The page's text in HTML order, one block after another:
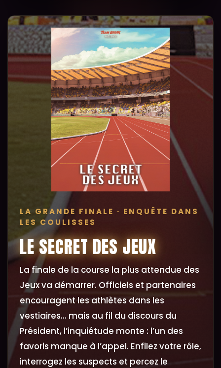
LA GRANDE FINALE · ENQUÊTE DANS
LES COULISSES
LE SECRET DES JEUX
La finale de la course la plus attendue des
Jeux va démarrer. Officiels et partenaires
encouragent les athlètes dans les
vestiaires… mais au fil du discours du
Président, l’inquiétude monte : l’un des
favoris manque à l’appel. Enfilez votre rôle,
interrogez les suspects et percez le